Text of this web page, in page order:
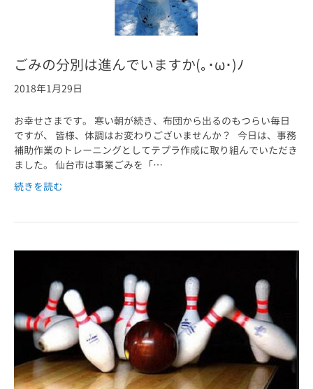
ごみの分別は進んでいますか(｡･ω･)ﾉ
2018年1月29日
お幸せさまです。 寒い朝が続き、布団から出るのもつらい毎日
ですが、 皆様、体調はお変わりございませんか？ 今日は、事務
補助作業のトレーニングとしてテプラ作成に取り組んでいただき
ました。 仙台市は事業ごみを「…
続きを読む